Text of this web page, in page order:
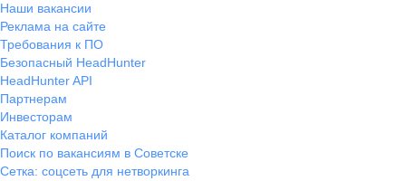
Наши вакансии
Реклама на сайте
Требования к ПО
Безопасный HeadHunter
HeadHunter API
Партнерам
Инвесторам
Каталог компаний
Поиск по вакансиям в Советске
Сетка: соцсеть для нетворкинга